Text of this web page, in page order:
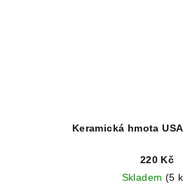
Keramická hmota
220 Kč
Skladem (5